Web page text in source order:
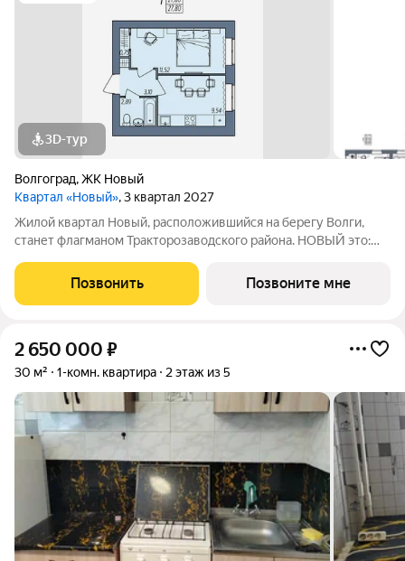
3D-тур
Волгоград,ЖК Новый
Квартал «Новый», 3 квартал 2027
Жилой квартал Новый, расположившийся на берегу Волги,
станет флагманом Тракторозаводского района. НОВЫЙ это:
с панорамными видами на реку и масштабное собственное
благоустройство. Проект для
Позвонить Позвоните мне
2 650 000 ₽
30 м² 1-комн. квартира 2 этаж из 5